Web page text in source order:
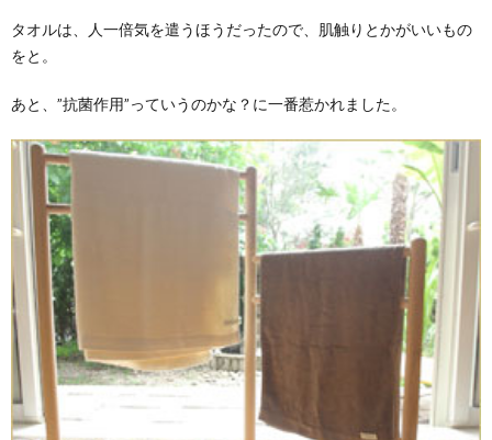
タオルは、人一倍気を遣うほうだったので、肌触りとかがいいもの
をと。
あと、”抗菌作用”っていうのかな？に一番惹かれました。